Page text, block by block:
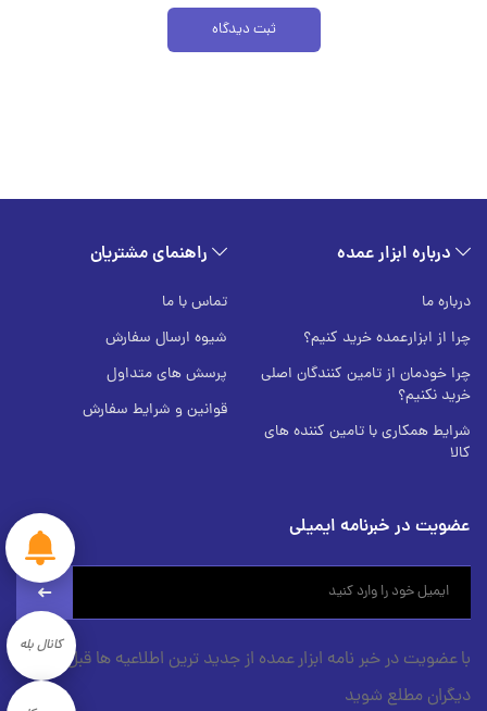
درباره ابزار عمده
درباره ما
چرا از ابزارعمده خرید کنیم؟
چرا خودمان از تامین کنندگان اصلی
خرید نکنیم؟
شرایط همکاری با تامین کننده های
کالا
راهنمای مشتریان
تماس با ما
شیوه ارسال سفارش
پرسش های متداول
قوانین و شرایط سفارش
عضویت در خبرنامه ایمیلی
با عضویت در خبر نامه ابزار عمده از جدید ترین اطلاعیه ها قبل از
دیگران مطلع شوید
کانال بله